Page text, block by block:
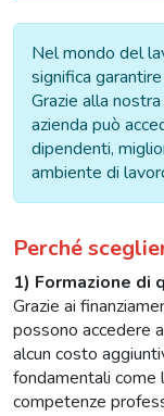
Nel mondo del
significa
Grazie alla
azienda può
dipendenti,
ambiente di
Perché
1) Formazione di
Grazie ai
possono accedere a
alcun costo
fondamentali come
competenze